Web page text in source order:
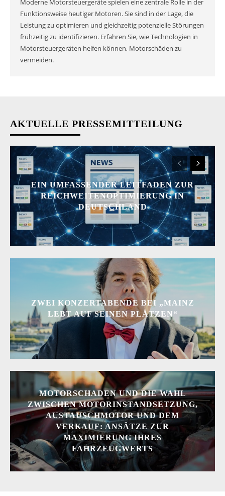
Moderne Motorsteuergeräte spielen eine zentrale Rolle in der
Funktionsweise heutiger Motoren. Sie sind in der Lage, die
Leistung zu optimieren und gleichzeitig potenzielle Störungen
frühzeitig zu identifizieren. Erfahren Sie, wie Technologien in
Motorsteuergeräten helfen können, Motorschäden zu
vermeiden.
AKTUELLE PRESSEMITTEILUNG
EIN UMFASSENDER LEITFADEN ZUR
REICHWEITENOPTIMIERUNG IN
DEUTSCHLAND
ZWEI KONZERTABENDE BEI „MAINZ
LEBT AUF SEINEN PLÄTZEN“
MOTORSCHADEN UND DIE WAHL
ZWISCHEN MOTORINSTANDSETZUNG,
AUSTAUSCHMOTOR UND DEM
VERKAUF: ANSÄTZE ZUR
MAXIMIERUNG IHRES
FAHRZEUGWERTS